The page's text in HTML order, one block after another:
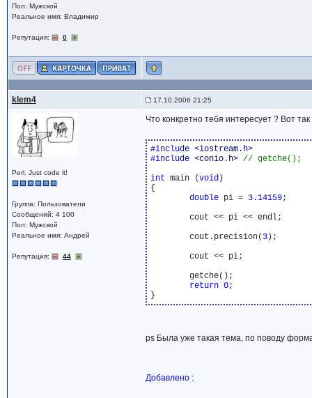
Пол: Мужской
Реальное имя: Владимир
Репутация: 0
klem4 17.10.2006 21:25
Perl. Just code it!
Группа: Пользователи
Сообщений: 4 100
Пол: Мужской
Реальное имя: Андрей
Репутация: 44
Что конкретно тебя интересует ? Вот
#include <iostream.h>
#include <conio.h>
int main (void)
{
double pi = 3.14159;
	cout.precision(
3);
return 0;
ps Была уже такая тема, по поводу
Добавлено :